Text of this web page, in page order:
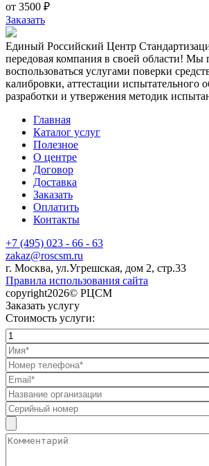
от 3500 ₽
Заказать
Единый Российский Центр
передовая компания в своей области! Мы
воспользоваться услугами поверки
калибровки, аттестации испытательного
разработки и утвержения методик
Главная
Каталог услуг
Полезное
О центре
Договор
Доставка
Заказать
Оплатить
Контакты
+7 (495) 023 - 66 - 63
zakaz@roscsm.ru
г. Москва, ул.Угрешская, дом 2, стр.33
Правила использования сайта
copyright2026© РЦСМ
Заказать услугу
Стоимость услуги: